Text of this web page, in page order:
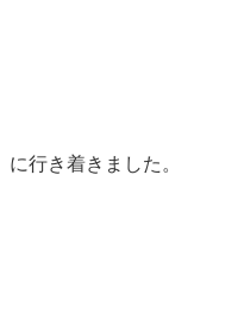
行き着きました。